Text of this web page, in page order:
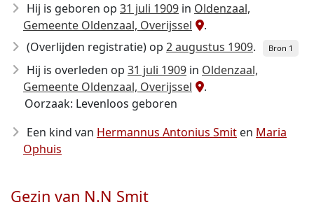
Hij is geboren op 31 juli 1909 in Oldenzaal,
Gemeente Oldenzaal, Overijssel
.
(Overlijden registratie) op 2 augustus 1909. Bron 1
Hij is overleden op 31 juli 1909 in Oldenzaal,
Gemeente Oldenzaal, Overijssel
.
Oorzaak: Levenloos geboren
Een kind van Hermannus Antonius Smit en Maria
Ophuis
Gezin van N.N Smit